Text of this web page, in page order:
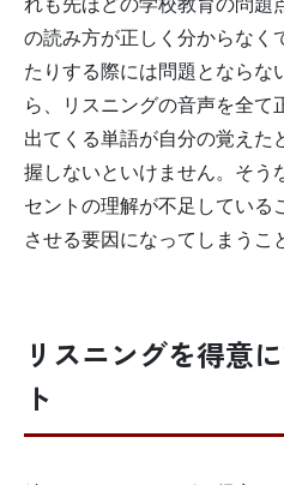
の読み方が正しく分からなく
たりする際には問題とならな
ら、リスニングの音声を全て
出てくる単語が自分の覚えた
握しないといけません。そう
セントの理解が不足している
させる要因になってしまうこ
リスニングを得意
ト